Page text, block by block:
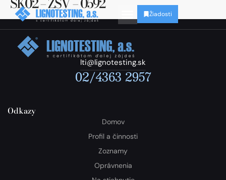
Žiadosti
lti@lignotesting.sk
02/4363 2957
Odkazy
Domov
Profil a činnosti
Zoznamy
Oprávnenia